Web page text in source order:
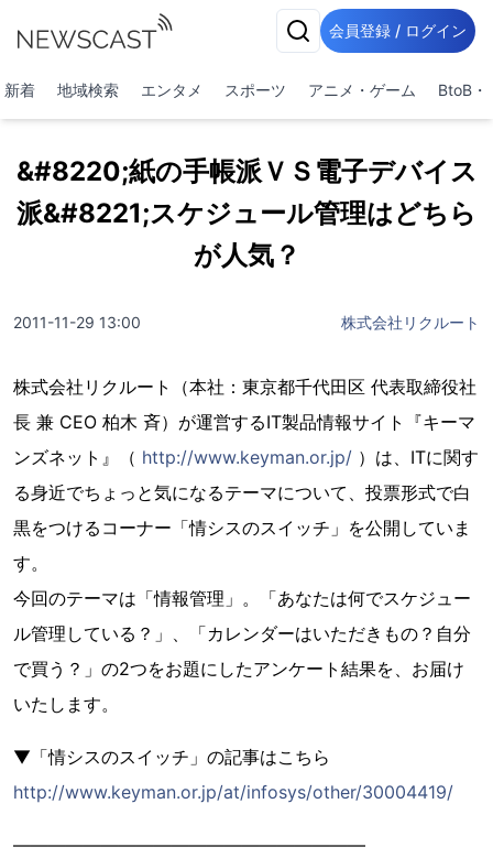
会員登録 / ログイン
新着 地域検索 エンタメ スポーツ アニメ・ゲーム BtoB・
&#8220;紙の手帳派ＶＳ電子デバイス
派&#8221;スケジュール管理はどちら
が人気？
2011-11-29 13:00 株式会社リクルート
株式会社リクルート（本社：東京都千代田区 代表取締役社
長 兼 CEO 柏木 斉）が運営するIT製品情報サイト『キーマ
ンズネット』（ http://www.keyman.or.jp/ ）は、ITに関す
る身近でちょっと気になるテーマについて、投票形式で白
黒をつけるコーナー「情シスのスイッチ」を公開していま
す。
今回のテーマは「情報管理」。「あなたは何でスケジュー
ル管理している？」、「カレンダーはいただきもの？自分
で買う？」の2つをお題にしたアンケート結果を、お届け
いたします。
▼「情シスのスイッチ」の記事はこちら
http://www.keyman.or.jp/at/infosys/other/30004419/
――――――――――――――――――――